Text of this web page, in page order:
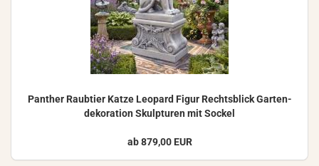
Pan­ther Raub­tier Katze Leo­pard Figur Rechts­blick Gar­ten­
de­ko­ra­ti­on Skulp­tu­ren mit So­ckel
ab 879,00 EUR